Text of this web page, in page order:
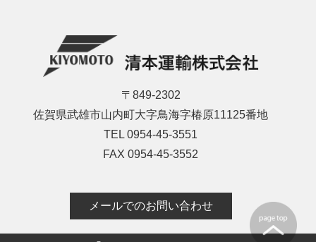
〒849-2302
佐賀県武雄市山内町大字鳥海字椿原11125番地
TEL 0954-45-3551
FAX 0954-45-3552
メールでのお問い合わせ